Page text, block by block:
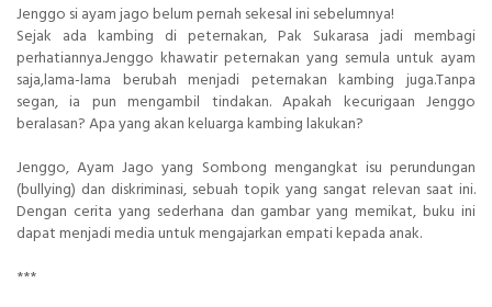
Jenggo si ayam jago belum pernah sekesal ini sebelumnya!
Sejak ada kambing di peternakan, Pak Sukarasa jadi membagi
perhatiannya.Jenggo khawatir peternakan yang semula untuk ayam
saja,lama-lama berubah menjadi peternakan kambing juga.Tanpa
segan, ia pun mengambil tindakan. Apakah kecurigaan Jenggo
beralasan? Apa yang akan keluarga kambing lakukan?
Jenggo, Ayam Jago yang Sombong mengangkat isu perundungan
(bullying) dan diskriminasi, sebuah topik yang sangat relevan saat ini.
Dengan cerita yang sederhana dan gambar yang memikat, buku ini
dapat menjadi media untuk mengajarkan empati kepada anak.
***